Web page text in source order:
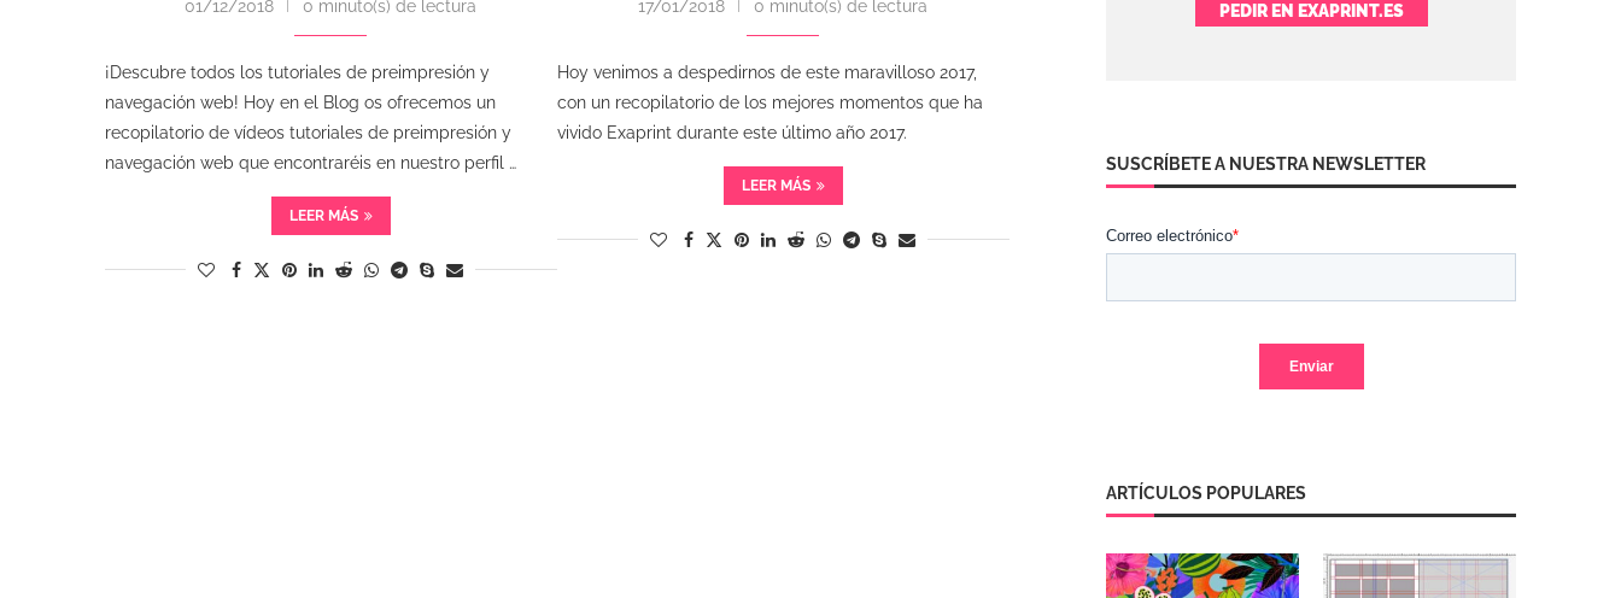
01/12/2018 0 minuto(s) de lectura
¡Descubre todos los tutoriales de preimpresión y
navegación web! Hoy en el Blog os ofrecemos un
recopilatorio de vídeos tutoriales de preimpresión y
navegación web que encontraréis en nuestro perfil …
LEER MÁS
17/01/2018 0 minuto(s) de lectura
Hoy venimos a despedirnos de este maravilloso 2017,
con un recopilatorio de los mejores momentos que ha
vivido Exaprint durante este último año 2017.
LEER MÁS
PEDIR EN EXAPRINT.ES
SUSCRÍBETE A NUESTRA NEWSLETTER
ARTÍCULOS POPULARES